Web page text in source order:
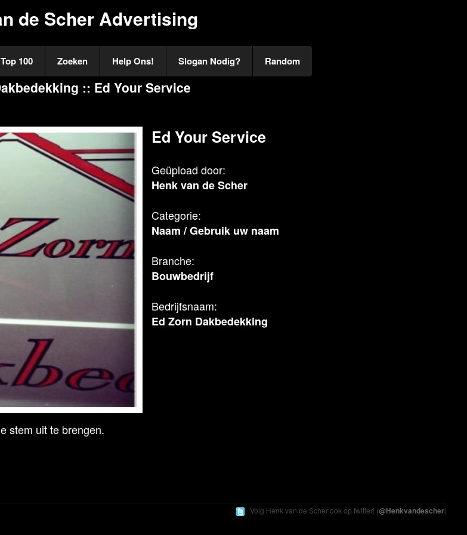
de Scher Advertising
Top 100 Zoeken Help Ons! Slogan Nodig? Random
:: Ed Your Service
Ed Your Service
Geüpload door:
Henk van de Scher
Categorie:
Naam /Gebruik uw naam
Branche:
Bouwbedrijf
Bedrijfsnaam:
Ed Zorn Dakbedekking
stem uit te brengen.
Volg Henk van de Scherook op twitter! (@Henkvandescher)